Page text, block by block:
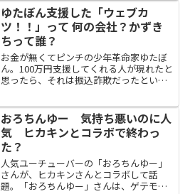
か？
ゆたぼん支援した「ウェブカ
ツ！！」って 何の会社？かずき
ちって誰？
お金が無くてピンチの少年革命家ゆたぼ
ん。100万円支援してくれる人が現れたと
思ったら、それは振込詐欺だったという
現れたそうです。ゆたぼんに、100万円支
援すると名乗...
おろちんゆー 気持ち悪いのに人
気 ヒカキンとコラボで終わっ
た？
人気ユーチューバーの「おろちんゆー」
さんが、ヒカキンさんとコラボして話
題。「おろちんゆー」さんは、ゲテモノ